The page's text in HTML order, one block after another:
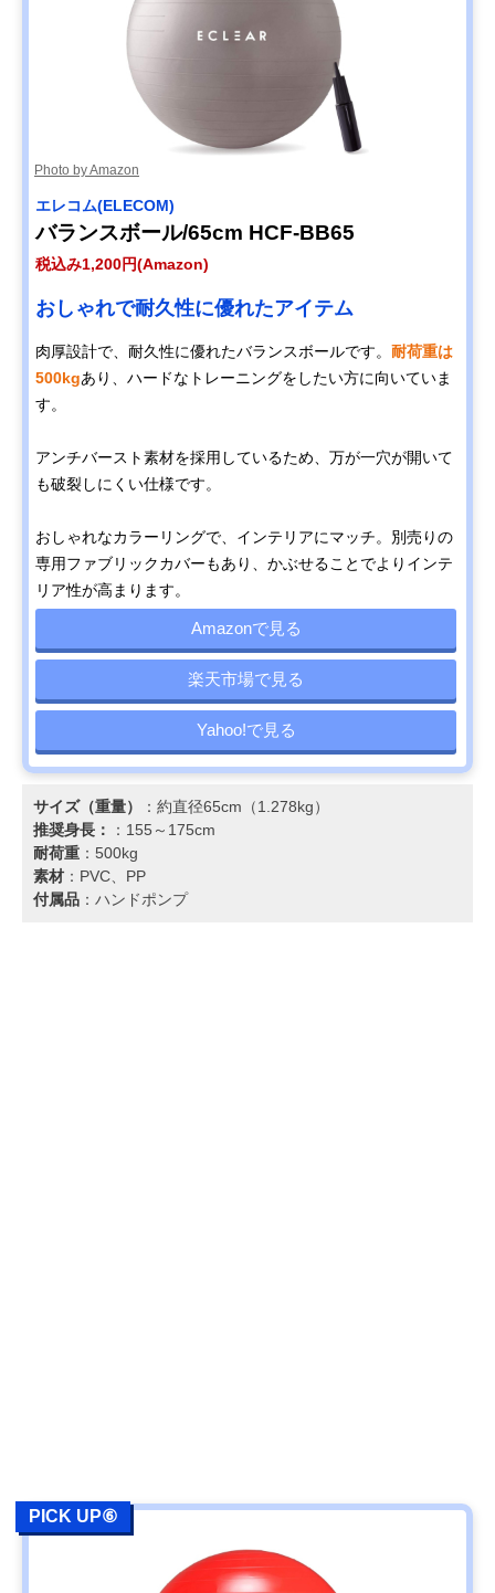
Photo by Amazon
エレコム(ELECOM)
バランスボール/65cm HCF-BB65
税込み1,200円(Amazon)
おしゃれで耐久性に優れたアイテム
肉厚設計で、耐久性に優れたバランスボールです。 耐荷重は
500kgあり、ハードなトレーニングをしたい方に向いていま
す。
アンチバースト素材を採用しているため、万が一穴が開いて
も破裂しにくい仕様です。
おしゃれなカラーリングで、インテリアにマッチ。別売りの
専用ファブリックカバーもあり、かぶせることでよりインテ
リア性が高まります。
Amazonで見る
楽天市場で見る
Yahoo!で見る
サイズ（重量）
：約直径65cm（1.278kg）
推奨身長：
：155～175cm
耐荷重 ：500kg
素材 ：PVC、PP
付属品 ：ハンドポンプ
PICK UP⑥